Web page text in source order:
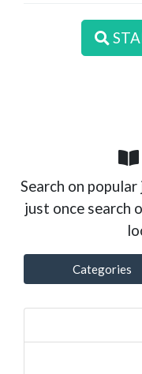
Search on
just once search
Categories